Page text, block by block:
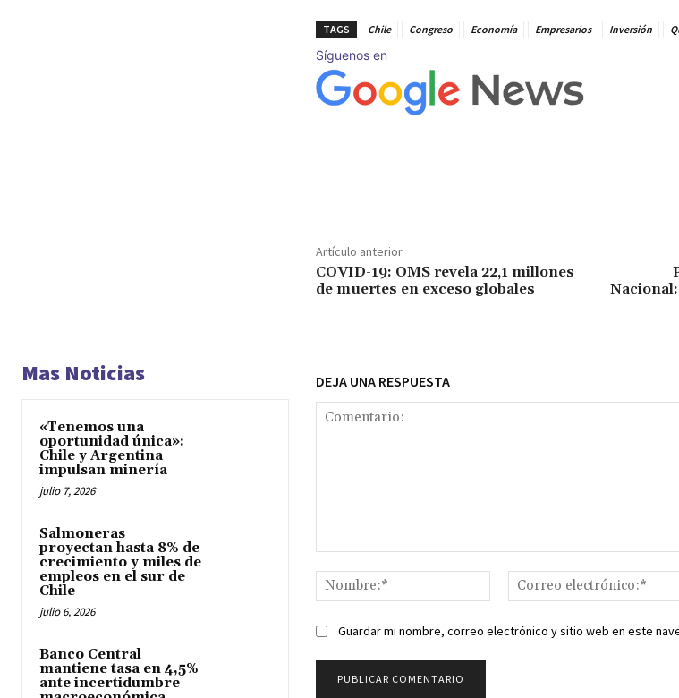
TAGS Chile Congreso Economía Empresarios Inversión
Síguenos en
Artículo anterior
COVID-19: OMS revela 22,1 millones
de muertes en exceso globales
Mas Noticias
«Tenemos una
oportunidad única»:
Chile y Argentina
impulsan minería
julio 7, 2026
Salmoneras
proyectan hasta 8% de
crecimiento y miles de
empleos en el sur de
Chile
julio 6, 2026
Banco Central
mantiene tasa en 4,5%
ante incertidumbre
DEJA UNA RESPUESTA
Nombre:*
Guardar mi nombre, correo electrónico y sitio web en este